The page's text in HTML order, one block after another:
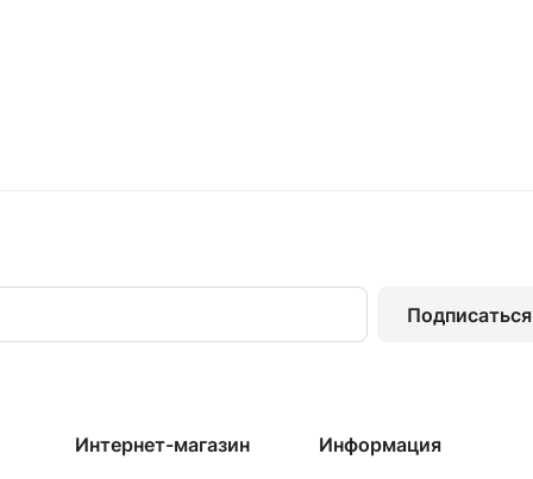
Подписаться
Интернет-магазин Информация